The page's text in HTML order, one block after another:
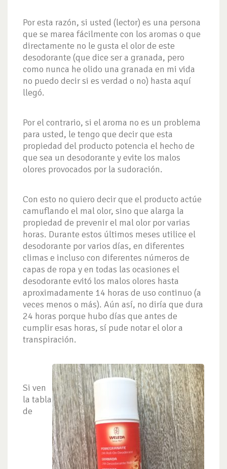
Por esta razón, si usted (lector) es una persona
que se marea fácilmente con los aromas o que
directamente no le gusta el olor de este
desodorante (que dice ser a granada, pero
como nunca he olido una granada en mi vida
no puedo decir si es verdad o no) hasta aquí
llegó.
Por el contrario, si el aroma no es un problema
para usted, le tengo que decir que esta
propiedad del producto potencia el hecho de
que sea un desodorante y evite los malos
olores provocados por la sudoración.
Con esto no quiero decir que el producto actúe
camuflando el mal olor, sino que alarga la
propiedad de prevenir el mal olor por varias
horas. Durante estos últimos meses utilice el
desodorante por varios días, en diferentes
climas e incluso con diferentes números de
capas de ropa y en todas las ocasiones el
desodorante evitó los malos olores hasta
aproximadamente 14 horas de uso continuo (a
veces menos o más). Aún así, no diría que dura
24 horas porque hubo días que antes de
cumplir esas horas, sí pude notar el olor a
transpiración.
Si ven
la tabla
de